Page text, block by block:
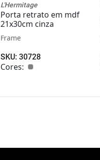
L'Hermitage
Porta retrato em mdf
21x30cm cinza
Frame
SKU: 30728
Cores: